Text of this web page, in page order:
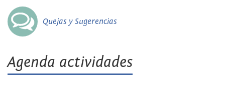
Quejas y Sugerencias
Agenda actividades